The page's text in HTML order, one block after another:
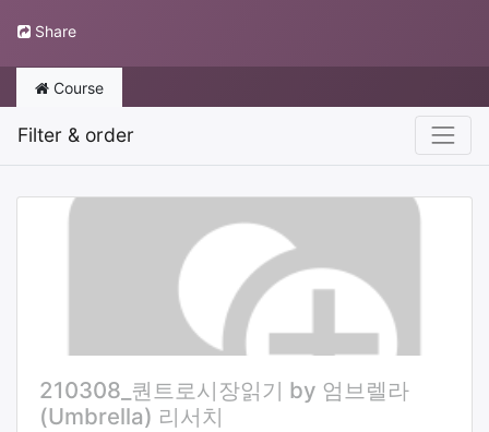
Share
Course
Filter & order
210308_퀀트로시장읽기 by 엄브렐라
(Umbrella) 리서치